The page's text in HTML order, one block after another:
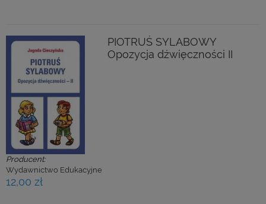
PIOTRUŚ SYLABOWY
Opozycja dźwięczności II
Producent:
Wydawnictwo Edukacyjne
12,00 zł